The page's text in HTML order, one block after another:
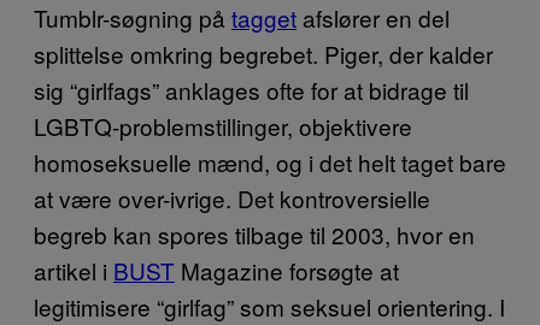
Tumblr-søgning på tagget afslører en del
splittelse omkring begrebet. Piger, der kalder
sig “girlfags” anklages ofte for at bidrage til
LGBTQ-problemstillinger, objektivere
homoseksuelle mænd, og i det helt taget bare
at være over-ivrige. Det kontroversielle
begreb kan spores tilbage til 2003, hvor en
artikel i BUST Magazine forsøgte at
legitimisere “girlfag” som seksuel orientering. I